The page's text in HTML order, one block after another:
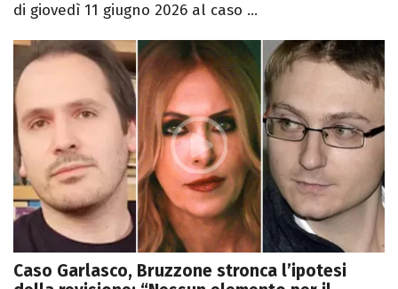
di giovedì 11 giugno 2026 al caso ...
Caso Garlasco, Bruzzone stronca l’ipotesi